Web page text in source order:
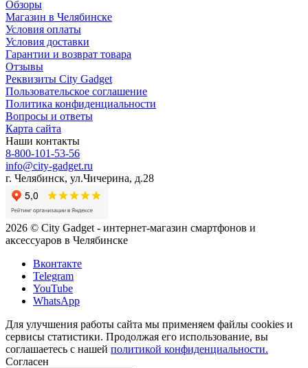
Обзоры
Магазин в Челябинске
Условия оплаты
Условия доставки
Гарантии и возврат товара
Отзывы
Реквизиты City Gadget
Пользовательское соглашение
Политика конфиденциальности
Вопросы и ответы
Карта сайта
Наши контакты
8-800-101-53-56
info@city-gadget.ru
г. Челябинск, ул.Чичерина, д.28
2026 © City Gadget - интернет-магазин смартфонов и
аксессуаров в Челябинске
Вконтакте
Telegram
YouTube
WhatsApp
Для улучшения работы сайта мы применяем файлы cookies и
сервисы статистики. Продолжая его использование, вы
соглашаетесь с нашей политикой конфиденциальности.
Согласен